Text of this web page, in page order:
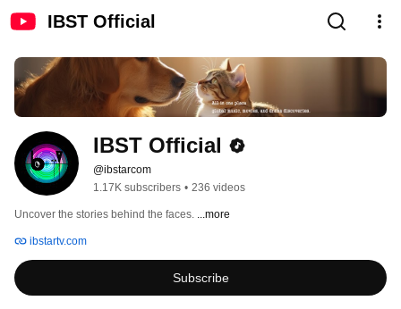
IBST Official
IBST Official
@ibstarcom
1.17K subscribers • 236 videos
Uncover the stories behind the faces. ...more
ibstartv.com
Subscribe